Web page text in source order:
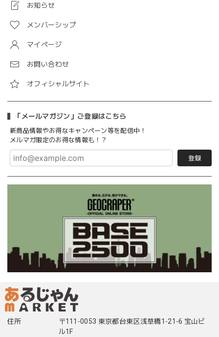
お知らせ
メンバーシップ
マイページ
お問い合わせ
オフィシャルサイト
「メールマガジン」ご登録はこちら
新商品情報やお得なキャンペーン等を配信中！
メルマガ限定のお得な情報も！？
登録
住所
〒111-0053 東京都台東区浅草橋1-21-6 宝山ビ
ル1F